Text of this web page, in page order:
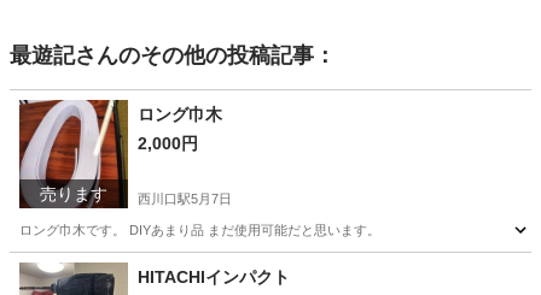
最遊記さんのその他の投稿記事：
売ります
ロング巾木
2,000円
西川口駅5月7日
ロング巾木です。 DIYあまり品 まだ使用可能だと思います。
埼玉 川口市 その他
HITACHIインパクト